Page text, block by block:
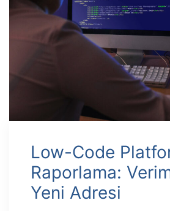
Low-Code
Raporlama:
Yeni Adresi